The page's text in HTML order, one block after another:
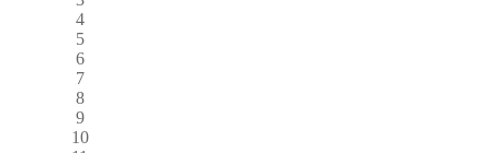
4
5
6
7
8
9
10